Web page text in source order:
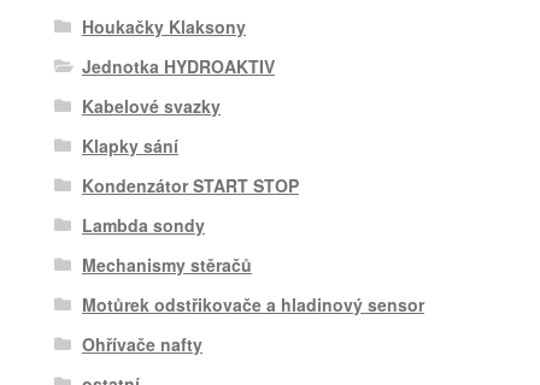
Houkačky Klaksony
Jednotka HYDROAKTIV
Kabelové svazky
Klapky sání
Kondenzátor START STOP
Lambda sondy
Mechanismy stěračů
Motůrek odstřikovače a hladinový sensor
Ohřívače nafty